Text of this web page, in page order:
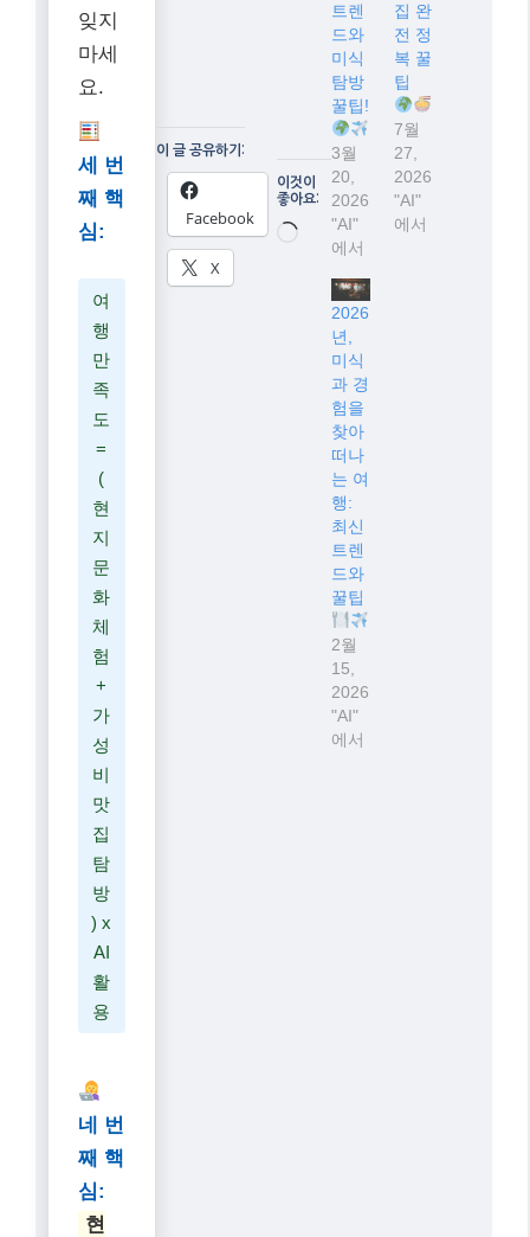
잊지
마세
요.
세 번
째 핵
심:
여
행
만
족
도
=
(
현
지
문
화
체
험
+
가
성
비
맛
집
탐
방
) x
AI
활
용
네 번
째 핵
심:
현
이 글 공유하기:
Facebook
X
이것이
좋아요:
로
트렌
드와
미식
탐방
꿀팁!
3월
20,
2026
"AI"
에서
집 완
전 정
복 꿀
팁
7월
27,
2026
"AI"
에서
2026
년,
미식
과 경
험을
찾아
떠나
는 여
행:
최신
트렌
드와
꿀팁
2월
15,
2026
"AI"
에서